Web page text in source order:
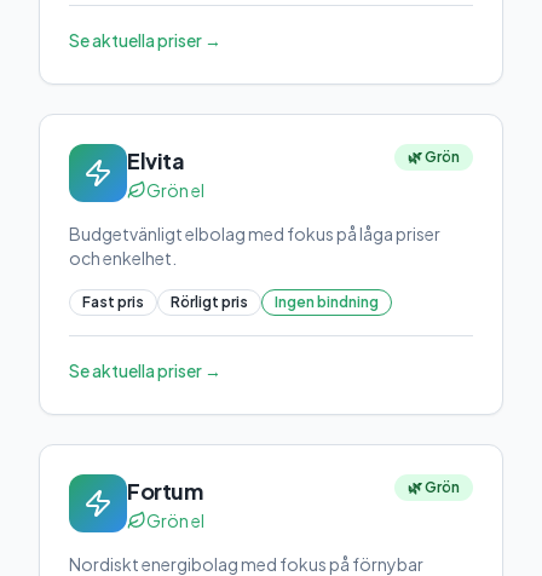
Se aktuella priser →
Elvita
Grön el
🌿 Grön
Budgetvänligt elbolag med fokus på låga priser
och enkelhet.
Fast pris Rörligt pris Ingen bindning
Se aktuella priser →
Fortum
Grön el
🌿 Grön
Nordiskt energibolag med fokus på förnybar